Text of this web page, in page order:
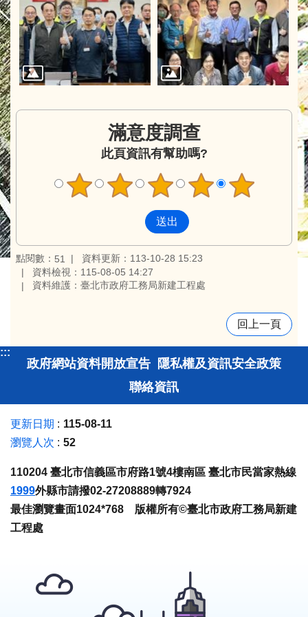
滿意度調查
此頁資訊有幫助嗎?
點閱數： 51
資料更新：113-10-28 15:23
資料檢視：115-08-05 14:27
資料維護：臺北市政府工務局新建工程處
回上一頁
:::
政府網站資料開放宣告 隱私權及資訊安全政策
聯絡資訊
更新日期
115-08-11
瀏覽人次
52
110204 臺北市信義區市府路1號4樓南區 臺北市民當家熱線
1999外縣市請撥02-27208889轉7924
最佳瀏覽畫面1024*768 版權所有©臺北市政府工務局新建
工程處